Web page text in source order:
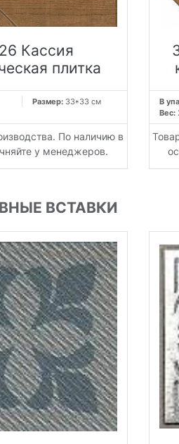
Кассия
плитка
Размер: 33*33 см
По наличию в
у менеджеров.
В
Вес:
ВСТАВКИ